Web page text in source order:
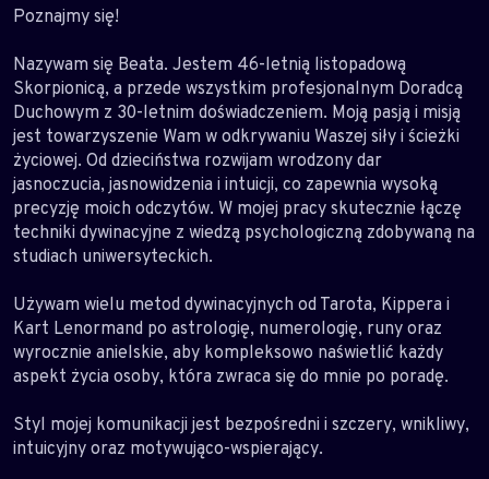
Poznajmy się!
Nazywam się Beata. Jestem 46-letnią listopadową
Skorpionicą, a przede wszystkim profesjonalnym Doradcą
Duchowym z 30-letnim doświadczeniem. Moją pasją i misją
jest towarzyszenie Wam w odkrywaniu Waszej siły i ścieżki
życiowej. Od dzieciństwa rozwijam wrodzony dar
jasnoczucia, jasnowidzenia i intuicji, co zapewnia wysoką
precyzję moich odczytów. W mojej pracy skutecznie łączę
techniki dywinacyjne z wiedzą psychologiczną zdobywaną na
studiach uniwersyteckich.
Używam wielu metod dywinacyjnych od Tarota, Kippera i
Kart Lenormand po astrologię, numerologię, runy oraz
wyrocznie anielskie, aby kompleksowo naświetlić każdy
aspekt życia osoby, która zwraca się do mnie po poradę.
Styl mojej komunikacji jest bezpośredni i szczery, wnikliwy,
intuicyjny oraz motywująco-wspierający.